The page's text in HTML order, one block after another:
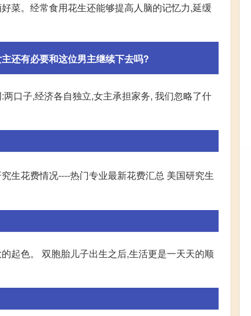
菜。经常食用花生还能够提高人脑的记忆力,延缓
还有必要和这位男主继续下去吗?
口子,经济各自独立,女主承担家务, 我们忽略了什
生花费情况----热门专业最新花费汇总 美国研究生
起色。 双胞胎儿子出生之后,生活更是一天天的顺